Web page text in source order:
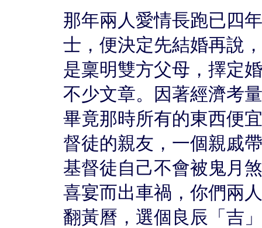
那年兩人愛情長跑已四
士，便決定先結婚再說
是稟明雙方父母，擇定
不少文章。因著經濟考
畢竟那時所有的東西便
督徒的親友，一個親戚
基督徒自己不會被鬼月
喜宴而出車禍，你們兩
翻黃曆，選個良辰「吉